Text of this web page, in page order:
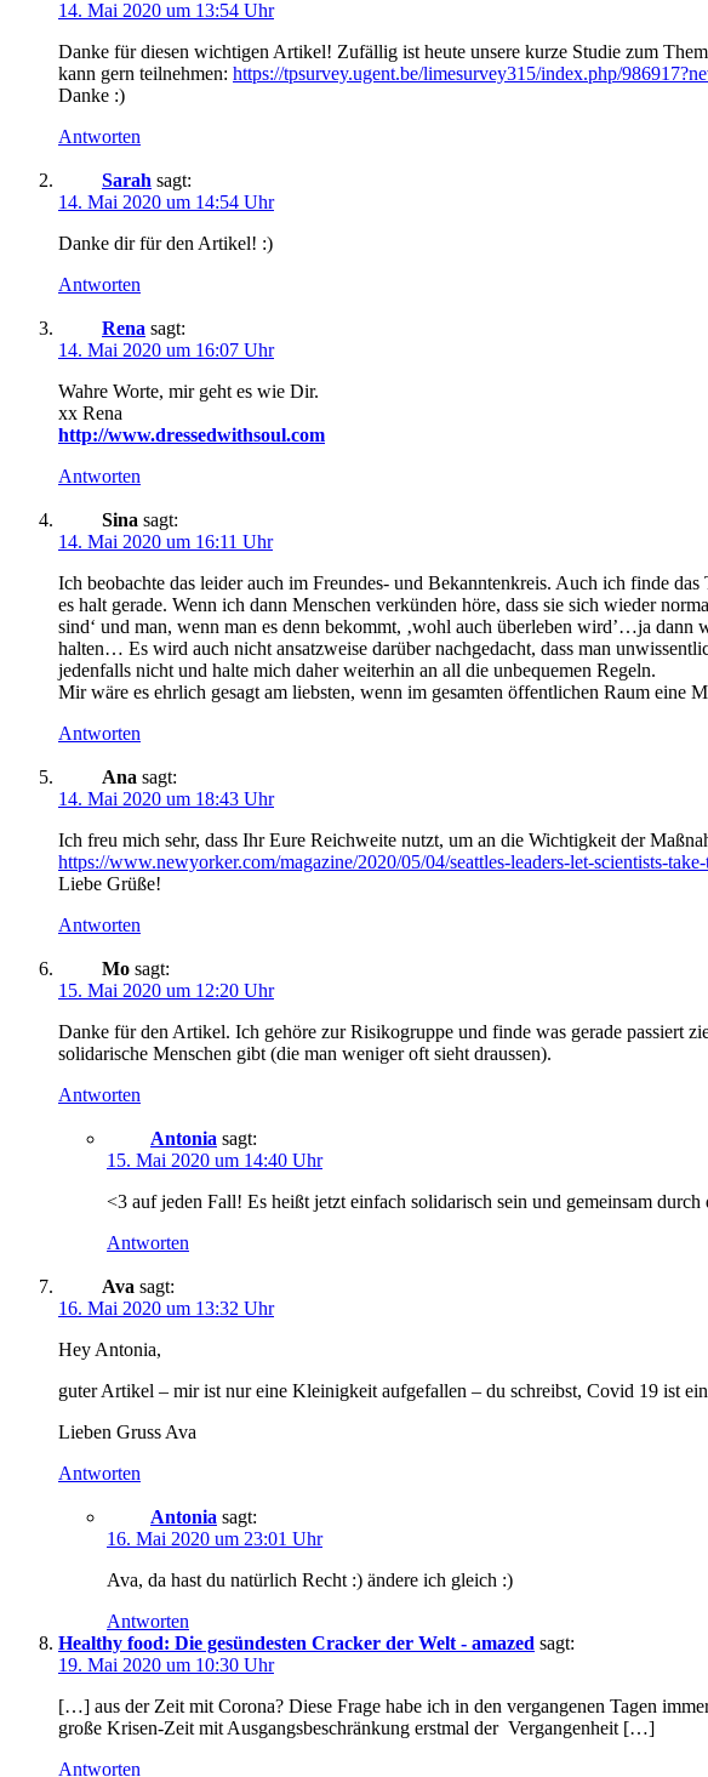
14. Mai 2020 um 13:54 Uhr
Danke für diesen wichtigen Artikel! Zufällig ist heute unsere kurze Studie zum
kann gern teilnehmen: https://tpsurvey.ugent.be/limesurvey315/index.php/
Danke :)
Antworten
Sarah sagt:
14. Mai 2020 um 14:54 Uhr
Danke dir für den Artikel! :)
Antworten
Rena sagt:
14. Mai 2020 um 16:07 Uhr
Wahre Worte, mir geht es wie Dir.
xx Rena
http://www.dressedwithsoul.com
Antworten
Sina sagt:
14. Mai 2020 um 16:11 Uhr
Ich beobachte das leider auch im Freundes- und Bekanntenkreis. Auch ich finde
es halt gerade. Wenn ich dann Menschen verkünden höre, dass sie sich wieder
sind‘ und man, wenn man es denn bekommt, ‚wohl auch überleben wird’…ja dann
halten… Es wird auch nicht ansatzweise darüber nachgedacht, dass man
jedenfalls nicht und halte mich daher weiterhin an all die unbequemen Regeln.
Mir wäre es ehrlich gesagt am liebsten, wenn im gesamten öffentlichen Raum
Antworten
Ana sagt:
14. Mai 2020 um 18:43 Uhr
Ich freu mich sehr, dass Ihr Eure Reichweite nutzt, um an die Wichtigkeit der
https://www.newyorker.com/magazine/2020/05/04/seattles-leaders-let-scientists-
Liebe Grüße!
Antworten
Mo sagt:
15. Mai 2020 um 12:20 Uhr
Danke für den Artikel. Ich gehöre zur Risikogruppe und finde was gerade passiert
solidarische Menschen gibt (die man weniger oft sieht draussen).
Antworten
Antonia sagt:
15. Mai 2020 um 14:40 Uhr
<3 auf jeden Fall! Es heißt jetzt einfach solidarisch sein und gemeinsam durch
Antworten
Ava sagt:
16. Mai 2020 um 13:32 Uhr
Hey Antonia,
guter Artikel – mir ist nur eine Kleinigkeit aufgefallen – du schreibst, Covid 19 ist
Lieben Gruss Ava
Antworten
Antonia sagt:
16. Mai 2020 um 23:01 Uhr
Ava, da hast du natürlich Recht :) ändere ich gleich :)
Antworten
Healthy food: Die gesündesten Cracker der Welt - amazed sagt:
19. Mai 2020 um 10:30 Uhr
[…] aus der Zeit mit Corona? Diese Frage habe ich in den vergangenen Tagen
große Krisen-Zeit mit Ausgangsbeschränkung erstmal der Vergangenheit […]
Antworten